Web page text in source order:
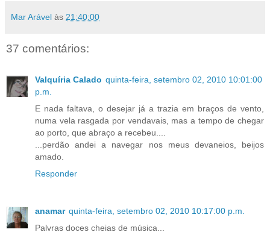
Mar Arável às 21:40:00
37 comentários:
Valquíria Calado quinta-feira, setembro 02, 2010 10:01:00
p.m.
E nada faltava, o desejar já a trazia em braços de vento,
numa vela rasgada por vendavais, mas a tempo de chegar
ao porto, que abraço a recebeu....
...perdão andei a navegar nos meus devaneios, beijos
amado.
Responder
anamar quinta-feira, setembro 02, 2010 10:17:00 p.m.
Palvras doces cheias de música...